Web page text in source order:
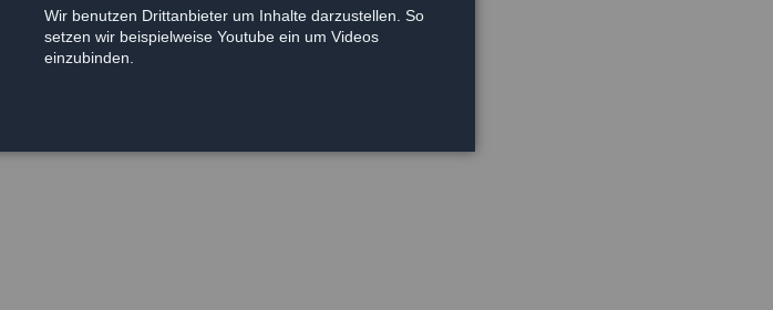
Wir benutzen Drittanbieter um Inhalte darzustellen. So
setzen wir beispielweise Youtube ein um Videos
einzubinden.